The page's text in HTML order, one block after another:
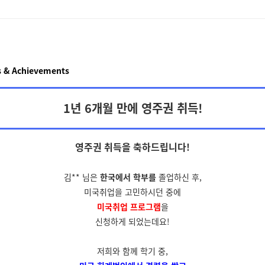
& Achievements
1년 6개월 만에 영주권 취득!
영주권 취득을 축하드립니다!
김** 님은 한국에서 학부를졸업하신 후,
미국취업을 고민하시던 중에
미국취업 프로그램을
신청하게 되었는데요!
저희와 함께 학기 중,